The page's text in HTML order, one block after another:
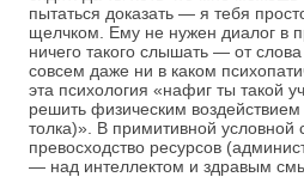
пытаться доказать — я тебя
щелчком. Ему не нужен диалог в
ничего такого слышать — от
совсем даже ни в каком
эта психология «нафиг ты такой
решить физическим
толка)». В примитивной
превосходство ресурсов
— над интеллектом и здравым